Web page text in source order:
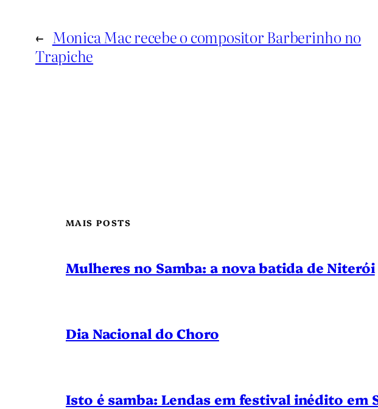
← Monica Mac recebe o compositor Barberinho no
Trapiche
MAIS POSTS
Mulheres no Samba: a nova batida de Niterói
Dia Nacional do Choro
Isto é samba: Lendas em festival inédito em